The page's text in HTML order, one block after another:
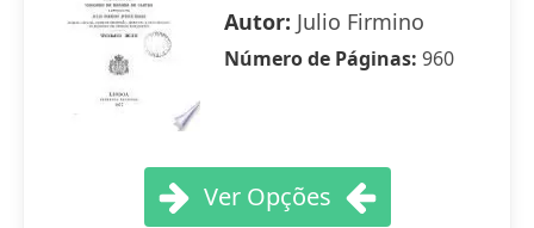
Autor: Julio Firmino
Número de Páginas: 960
Ver Opções